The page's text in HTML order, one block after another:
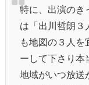
特に、出演のき
は「出川哲朗３
も地図の３人を
ーして下さり本
地域がいつ放送